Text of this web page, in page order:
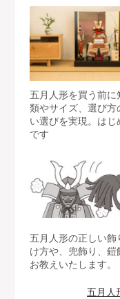
五月人形を買う前
類やサイズ、選び方
い選びを実現。は
です
五月人形の正しい
け方や、兜飾り、
お教えいたします。
五月人